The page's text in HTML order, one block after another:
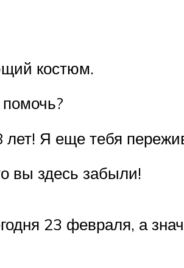
костюм.
лет! Я еще тебя
вы здесь забыли!
23 февраля, а